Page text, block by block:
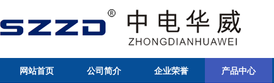
网站首页 公司简介 企业荣誉 产品中心